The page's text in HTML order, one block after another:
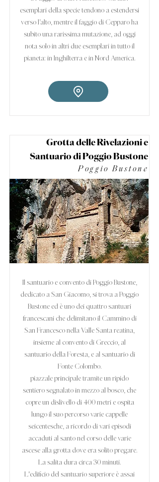
esemplari della specie tendono a estendersi
verso l’alto, mentre il faggio di Cepparo ha
subito una rarissima mutazione, ad oggi
nota solo in altri due esemplari in tutto il
pianeta: in Inghilterra e in Nord America.
Grotta delle Rivelazioni e
Santuario di Poggio Bustone
Poggio Bustone
Il santuario e convento di Poggio Bustone,
dedicato a San Giacomo, si trova a Poggio
Bustone ed è uno dei quattro santuari
francescani che delimitano il Cammino di
San Francesco nella Valle Santa reatina,
insieme al convento di Greccio, al
santuario della Foresta, e al santuario di
Fonte Colombo.
piazzale principale tramite un ripido
sentiero segnalato in mezzo al bosco, che
copre un dislivello di 400 metri e ospita
lungo il suo percorso varie cappelle
seicentesche, a ricordo di vari episodi
accaduti al santo nel corso delle varie
ascese alla grotta dove era solito pregare.
La salita dura circa 30 minuti.
L'edificio del santuario superiore è assai